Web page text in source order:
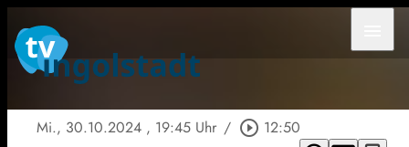
Mi., 30.10.2024 , 19:45 Uhr / play_circle_outline 12:50